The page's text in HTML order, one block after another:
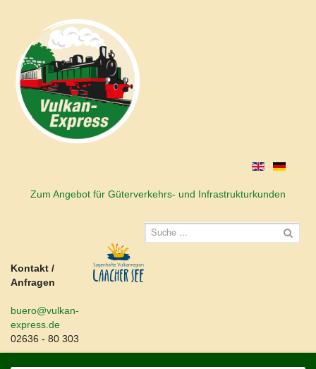
Zum Angebot für Güterverkehrs- und Infrastrukturkunden
Kontakt /
Anfragen
buero@vulkan-
express.de
02636 - 80 303